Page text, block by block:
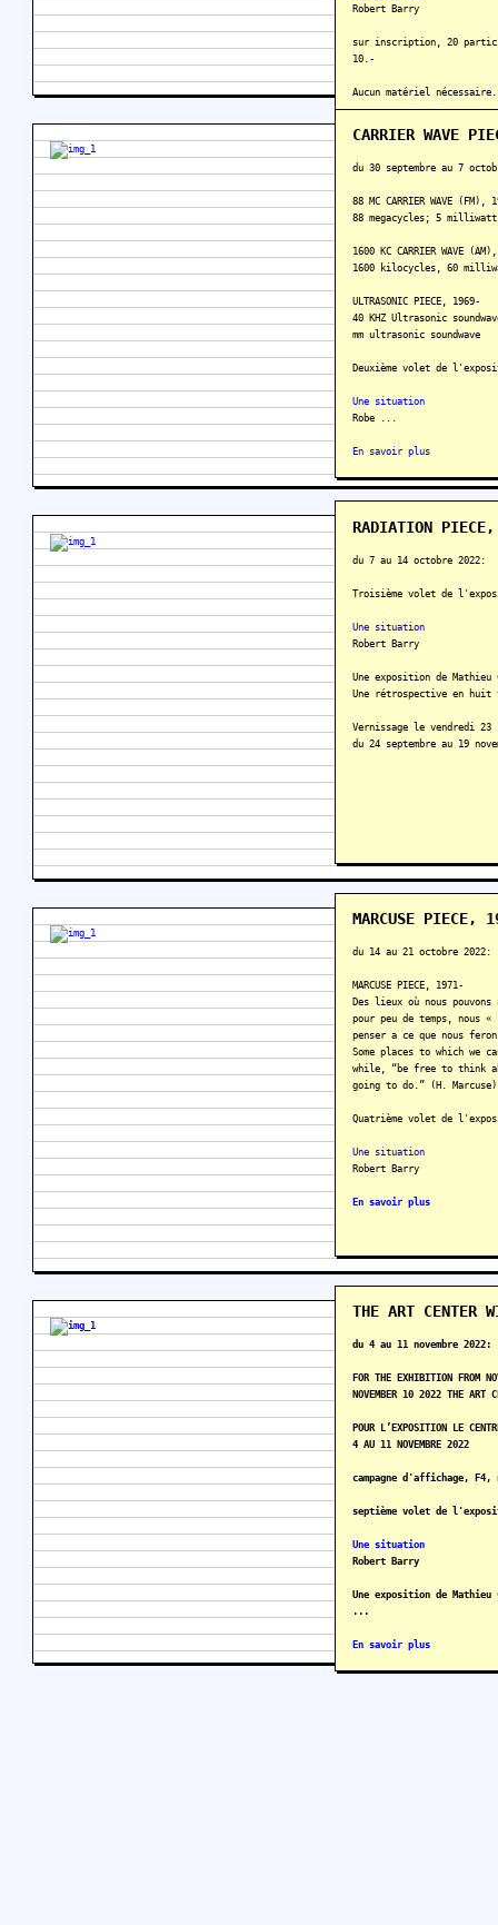
Robert Barry
sur inscription, 20
10.-
Aucun matériel
CARRIER WAVE
du 30 septembre au 7
88 MC CARRIER WAVE (FM),
88 megacycles; 5
1600 KC CARRIER WAVE
1600 kilocycles, 60
ULTRASONIC PIECE, 1969-
40 KHZ Ultrasonic
mm ultrasonic soundwave
Deuxième volet de
Une situation
Robe ...
En savoir plus
RADIATION
du 7 au 14 octobre 2022:
Troisième volet de
Une situation
Robert Barry
Une exposition de
Une rétrospective en huit
Vernissage le vendredi 23
du 24 septembre au 19
MARCUSE PIECE,
du 14 au 21 octobre 2022:
MARCUSE PIECE, 1971-
Des lieux où nous
pour peu de temps, nous
penser a ce que nous
Some places to which we
while, “be free to think
going to do.” (H. Marcuse)
Quatrième volet de
Une situation
Robert Barry
En savoir plus
THE ART CENTER
du 4 au 11 novembre 2022:
FOR THE EXHIBITION FROM
NOVEMBER 10 2022 THE ART
POUR L’EXPOSITION LE
4 AU 11 NOVEMBRE 2022
campagne d'affichage, F4,
septième volet de
Une situation
Robert Barry
Une exposition de
...
En savoir plus